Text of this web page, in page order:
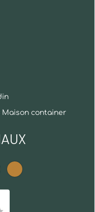
Maison container